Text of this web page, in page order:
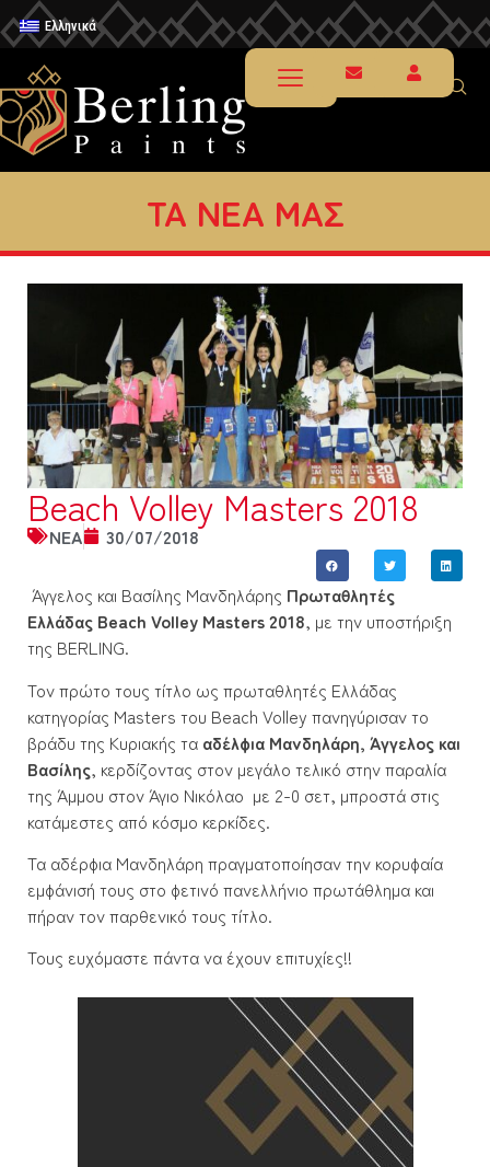
Ελληνικά
ΤΑ ΝΕΑ ΜΑΣ
Beach Volley Masters 2018
NEA 30/07/2018
Άγγελος και Βασίλης Μανδηλάρης Πρωταθλητές
Ελλάδας Beach Volley Masters 2018, με την υποστήριξη
της BERLING.
Τον πρώτο τους τίτλο ως πρωταθλητές Ελλάδας
κατηγορίας Masters του Beach Volley πανηγύρισαν το
βράδυ της Κυριακής τα αδέλφια Μανδηλάρη, Άγγελος και
Βασίλης, κερδίζοντας στον μεγάλο τελικό στην παραλία
της Άμμου στον Άγιο Νικόλαο με 2-0 σετ, μπροστά στις
κατάμεστες από κόσμο κερκίδες.
Τα αδέρφια Μανδηλάρη πραγματοποίησαν την κορυφαία
εμφάνισή τους στο φετινό πανελλήνιο πρωτάθλημα και
πήραν τον παρθενικό τους τίτλο.
Τους ευχόμαστε πάντα να έχουν επιτυχίες!!